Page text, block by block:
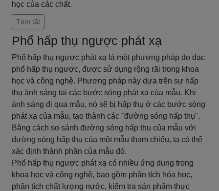
học của các chất.
Tóm tắt
Phổ hấp thụ ngược phát xạ
Phổ hấp thụ ngược phát xạ là một phương pháp đo đạc
phổ hấp thụ ngược, được sử dụng rộng rãi trong khoa
học và công nghệ. Phương pháp này dựa trên sự hấp
thụ ánh sáng tại các bước sóng phát xạ của mẫu. Khi
ánh sáng đi qua mẫu, nó sẽ bị hấp thụ ở các bước sóng
phát xạ của mẫu, tạo thành các "đường sóng hấp thụ".
Bằng cách so sánh đường sóng hấp thụ của mẫu với
đường sóng hấp thụ của một mẫu tham chiếu, ta có thể
xác định thành phần của mẫu đó.
Phổ hấp thụ ngược phát xạ có nhiều ứng dụng trong
khoa học và công nghệ, bao gồm phân tích hóa học,
phân tích chất lượng nước, kiểm tra sản phẩm thực